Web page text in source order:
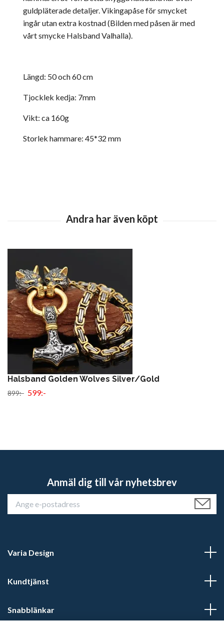
guldpläterade detaljer. Vikingapåse för smycket
ingår utan extra kostnad (Bilden med påsen är med
vårt smycke Halsband Valhalla).
Längd: 50 och 60 cm
Tjocklek kedja: 7mm
Vikt: ca 160g
Storlek hammare: 45*32 mm
Halsband Golden Wolves Silver/Gold
899:- 599:-
Anmäl dig till vår nyhetsbrev
Varia Design
Kundtjänst
Snabblänkar